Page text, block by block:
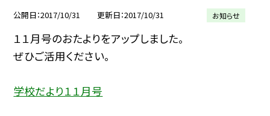
公開日 2017/10/31 更新日 2017/10/31 お知らせ
１１月号のおたよりをアップしました。
ぜひご活用ください。
学校だより１１月号